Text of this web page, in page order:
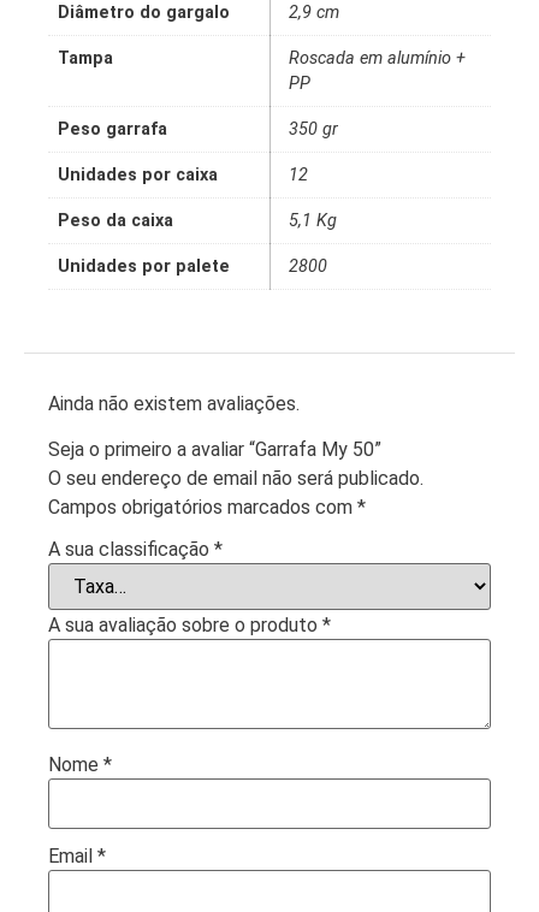
Diâmetro do gargalo 2,9 cm
Tampa
Roscada em alumínio +
PP
Peso garrafa 350 gr
Unidades por caixa 12
Peso da caixa 5,1 Kg
Unidades por palete 2800
Ainda não existem avaliações.
Seja o primeiro a avaliar “Garrafa My 50”
O seu endereço de email não será publicado.
Campos obrigatórios marcados com *
A sua classificação *
A sua avaliação sobre o produto *
Nome *
Email *